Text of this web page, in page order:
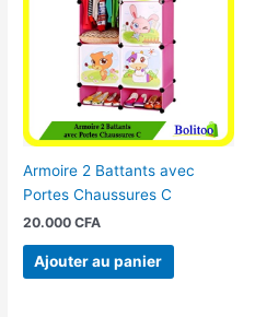
Armoire 2 Battants avec
Portes Chaussures C
20.000CFA
Ajouter au panier